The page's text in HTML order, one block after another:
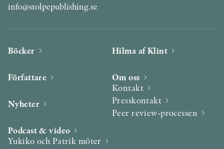
info@stolpepublishing.se
Böcker
Författare
Nyheter
Podcast & video
Yukiko och Patrik möter
Hilma af Klint
Om oss
Kontakt
Presskontakt
Peer review-processen